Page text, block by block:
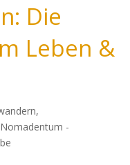
Die
Leben &
,
-